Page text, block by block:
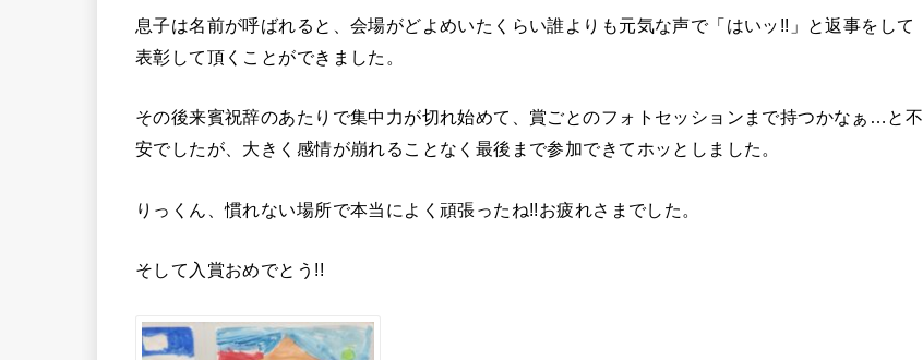
息子は名前が呼ばれると、会場がどよめいたくらい誰よりも元気な声で「はいッ!!」と返事をして
表彰して頂くことができました。
その後来賓祝辞のあたりで集中力が切れ始めて、賞ごとのフォトセッションまで持つかなぁ…と不
安でしたが、大きく感情が崩れることなく最後まで参加できてホッとしました。
りっくん、慣れない場所で本当によく頑張ったね!!お疲れさまでした。
そして入賞おめでとう!!